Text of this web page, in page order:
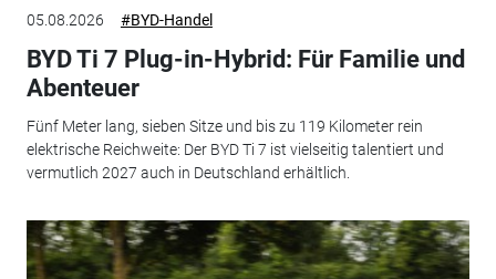
05.08.2026 #BYD-Handel
BYD Ti 7 Plug-in-Hybrid: Für Familie und
Abenteuer
Fünf Meter lang, sieben Sitze und bis zu 119 Kilometer rein
elektrische Reichweite: Der BYD Ti 7 ist vielseitig talentiert und
vermutlich 2027 auch in Deutschland erhältlich.